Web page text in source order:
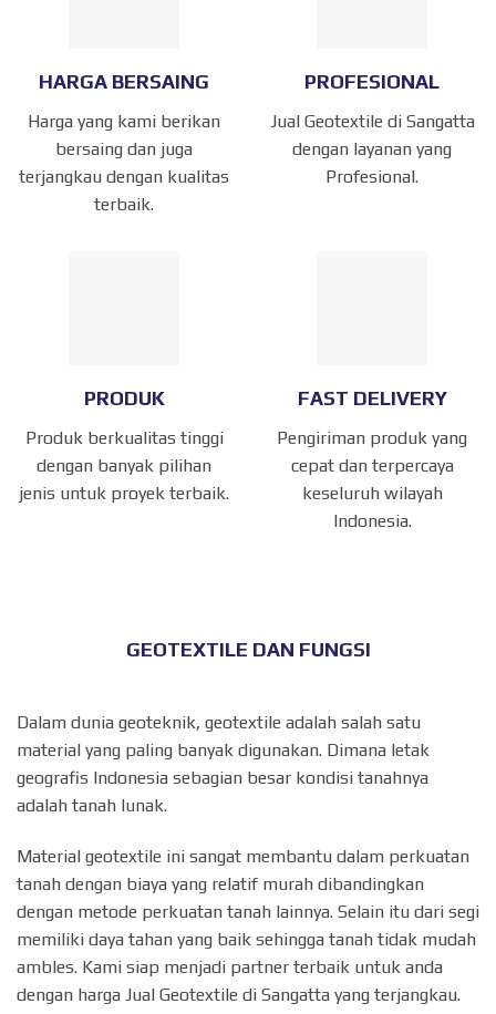
HARGA BERSAING
Harga yang kami berikan
bersaing dan juga
terjangkau dengan kualitas
terbaik.
PROFESIONAL
Jual Geotextile di Sangatta
dengan layanan yang
Profesional.
PRODUK
Produk berkualitas tinggi
dengan banyak pilihan
jenis untuk proyek terbaik.
FAST DELIVERY
Pengiriman produk yang
cepat dan terpercaya
keseluruh wilayah
Indonesia.
GEOTEXTILE DAN FUNGSI
Dalam dunia geoteknik, geotextile adalah salah satu
material yang paling banyak digunakan. Dimana letak
geografis Indonesia sebagian besar kondisi tanahnya
adalah tanah lunak.
Material geotextile ini sangat membantu dalam perkuatan
tanah dengan biaya yang relatif murah dibandingkan
dengan metode perkuatan tanah lainnya. Selain itu dari segi
memiliki daya tahan yang baik sehingga tanah tidak mudah
ambles. Kami siap menjadi partner terbaik untuk anda
dengan harga Jual Geotextile di Sangatta yang terjangkau.